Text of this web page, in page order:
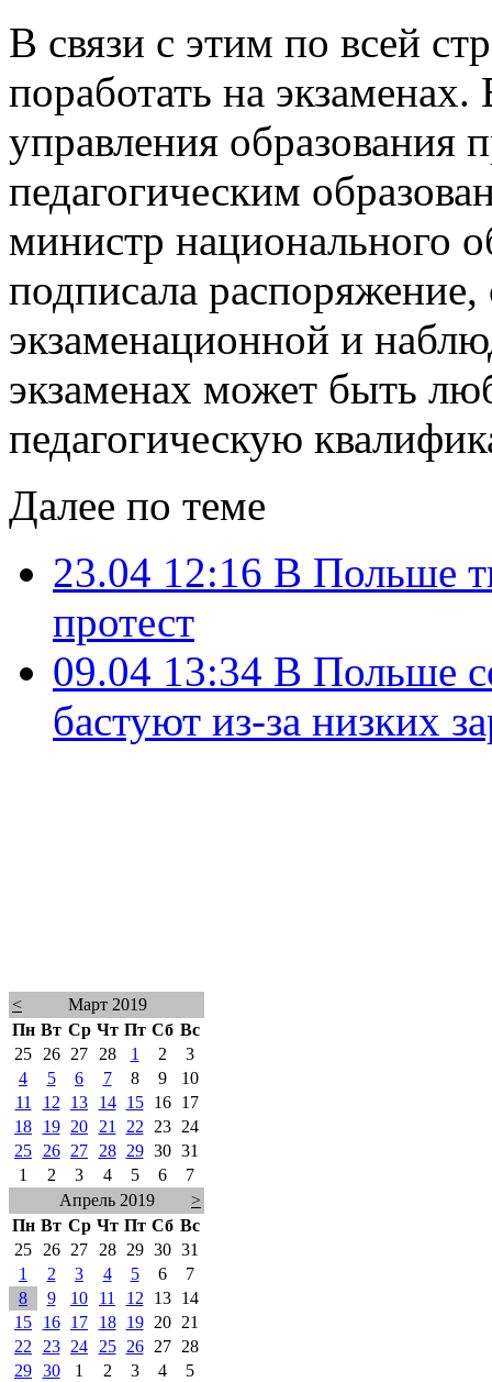
В связи с этим по всей
поработать на
управления образования
педагогическим
министр национального
подписала
экзаменационной и
экзаменах может быть
педагогическую
Далее по теме
23.04 12:16 В Польше
протест
09.04 13:34 В Польше
бастуют из-за низких
<
Март 2019
Пн Вт Ср Чт Пт Сб Вс
25
26 27 28 1 2
3
4
5 6 7 8 9
10
11
12 13 14 15 16
17
18
19 20 21 22 23
24
25
26 27 28 29 30 31
1
2 3 4 5 6
7
Апрель 2019
>
Пн Вт Ср Чт Пт Сб Вс
25
26 27 28 29 30 31
1
2 3 4 5 6
7
8
9 10 11 12 13
14
15
16 17 18 19 20
21
22
23 24 25 26 27
28
29 30 1 2 3 4 5